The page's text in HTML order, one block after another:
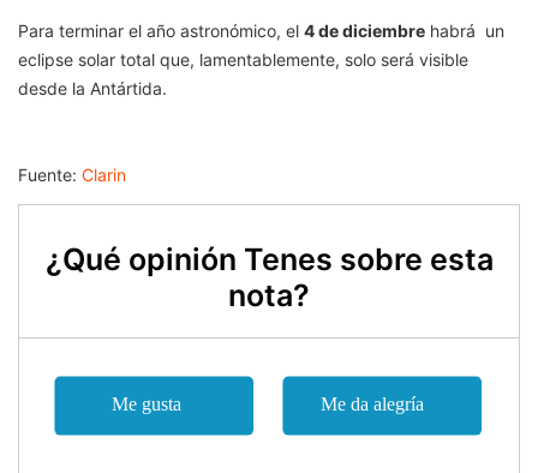
Para terminar el año astronómico, el 4 de diciembre habrá un
eclipse solar total que, lamentablemente, solo será visible
desde la Antártida.
Fuente: Clarin
¿Qué opinión Tenes sobre esta
nota?